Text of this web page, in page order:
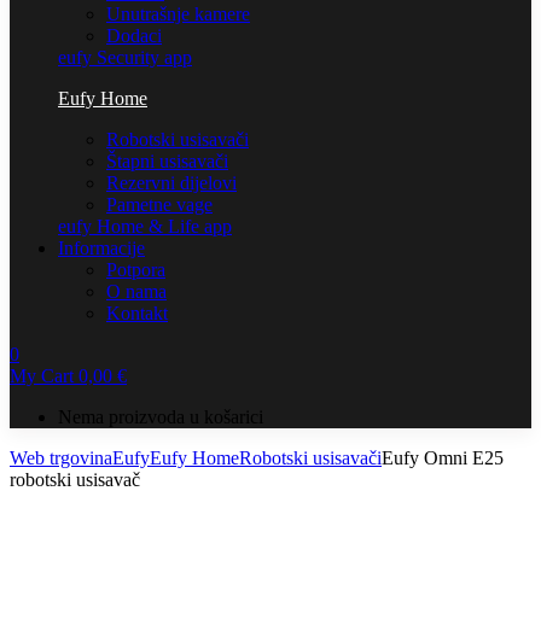
Unutrašnje kamere
Dodaci
eufy Security app
Eufy Home
Robotski usisavači
Štapni usisavači
Rezervni dijelovi
Pametne vage
eufy Home & Life app
Informacije
Potpora
O nama
Kontakt
0
My Cart0,00 €
Nema proizvoda u košarici
Web trgovinaEufyEufy HomeRobotski usisavačiEufy Omni E25
robotski usisavač